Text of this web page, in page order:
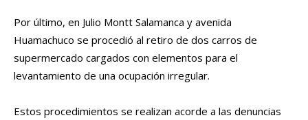
Por último, en Julio Montt Salamanca y avenida
Huamachuco se procedió al retiro de dos carros de
supermercado cargados con elementos para el
levantamiento de una ocupación irregular.
Estos procedimientos se realizan acorde a las denuncias